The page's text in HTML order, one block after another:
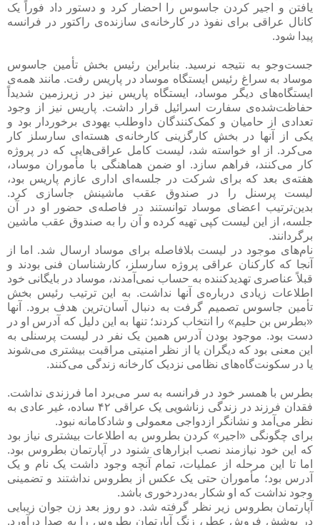
یافتن و اجیر کردن جاسوس را احضار کرد و دستور داد فوراً یک
کانال عراقی برای نفوذ در کارخانه‌ی سازنده‌ی راکتور در فرانسه
پیدا شود.
جست‌وجو به نتیجه نرسید. بنابراین رئیس بخش تأمین جاسوس
موساد به سراغ رئیس ایستگاه موساد در پاریس رفت. مانند همه‌ی
ایستگاه‌های دیگر موساد، ایستگاه پاریس نیز در زیرزمین شدیداً
حفاظت‌شده‌ی سفارت اسرائیل قرار داشت. پاریس نیز از وجود
تعدادی از حامیان و کمک‌کنندگان داوطلب یهودی برخوردار بود و
یکی از آنها در بخش کارگزینی کارخانه‌ی هسته‌ای سارسلز کار
می‌کرد. از او خواسته شد، لیست کامل عراقی‌هایی که در پروژه
کار می‌کنند، فراهم سازد. او ضمن هماهنگی با مأموران موساد،
هفته‌ی بعد که برای شرکت در جلسه‌ای اداری عازم پاریس بود،
لیست پرسنل را در صندوق عقب ماشینش جاسازی کرد.
بدین‌ترتیب اعضای موساد توانستند در فاصله‌ی حضور او در آن
جلسه، از این لیست کپی تهیه کرده و آن را به صندوق عقب ماشین
برگردانند.
نام‌های موجود در لیست بلافاصله برای موساد ارسال شد. اما از
آنجا که کارکنان عراقی پروژه سارسلز، کارشناسان فنی بودند و
قبلاً عناصری تهدیدکننده به حساب نمی‌آمدند، موساد در بایگانی خود
اطلاعات زیادی درباره‌ی آنها نداشت. به این ترتیب رئیس بخش
تأمین جاسوس تصمیم گرفت به دنبال آسان‌ترین هدف برود. آنها
«بطرس بن حلیم» را انتخاب کردند؛ تنها به این دلیل که آدرس او در
دست بود. موجود بودن آدرس همین یک نفر در لیست پرسنلی به
این معنی بود که دیگران یا از نظر امنیتی مراقبت بیشتری می‌شوند
یا در سکونت‌گاه‌های نظامی نزدیک کارخانه زندگی می‌کنند.
بطرس با همسر خود در فرانسه به سر می‌برد اما فرزندی نداشت.
فقدان فرزند در زندگی زناشویی یک عراقی ۴۲ ساده، غیر عادی به
نظر می‌آمد و نشانگر ازدواجی معمولی و شادکامانه نبود.
برای چگونگی «اجیر» کردن بطروس به اطلاعات بیشتری نیاز بود
که این خود نیازمند نصب ابزارهای شنود در آپارتمان بطروس بود.
اما تا این مرحله از عملیات، تمام آنچه وجود داشت یک نام و یک
آدرس بود؛ مأموران حتی یک عکس از بطروس نداشتند و تضمینی
وجود نداشت که او شکار به‌دردخوری باشد.
آپارتمان بطروس زیر نظر گرفته شد. دو روز بعد زن جوان زیبایی
در پوشش فروش عطر، زنگ آپارتمان بطروس را به صدا درآورد.